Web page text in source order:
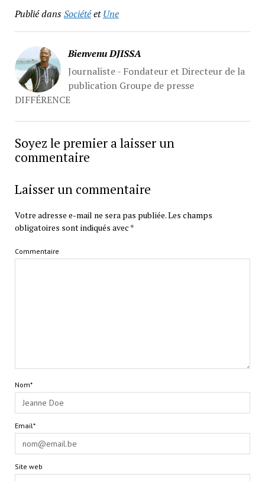
Publié dansSociétéetUne
Bienvenu DJISSA
Journaliste - Fondateur et Directeur de la
publication Groupe de presse
DIFFÉRENCE
Soyez le premier a laisser un
commentaire
Laisser un commentaire
Votre adresse e-mail ne sera pas publiée.Les champs
obligatoires sont indiqués avec *
Commentaire
Nom*
Email*
Site web